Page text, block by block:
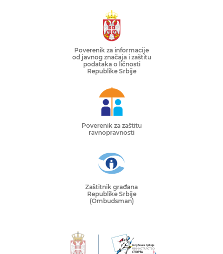
Poverenik za informacije
od javnog značaja i zaštitu
podataka o ličnosti
Republike Srbije
Poverenik za zaštitu
ravnopravnosti
Zaštitnik građana
Republike Srbije
(Ombudsman)